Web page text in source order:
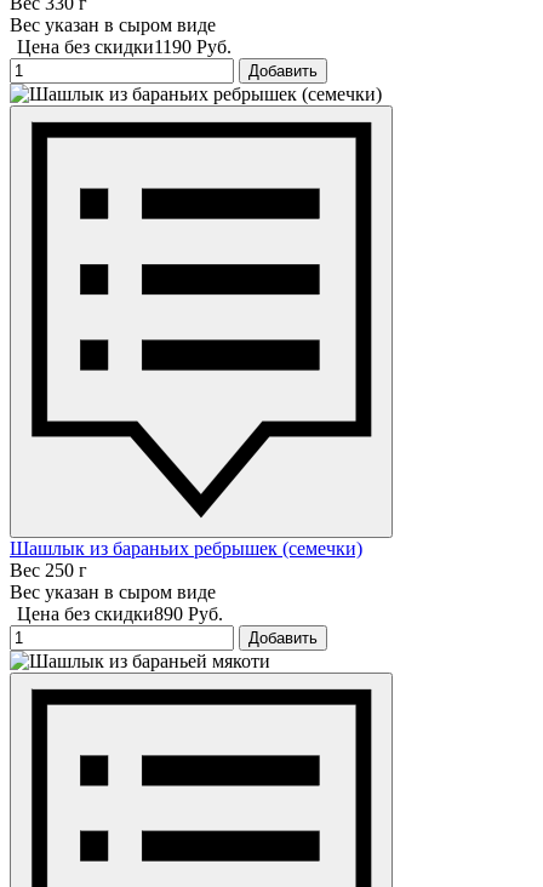
Вес указан в сыром виде
Цена без скидки1190 Руб.
Добавить
Шашлык из бараньих ребрышек (семечки)
Вес 250 г
Вес указан в сыром виде
Цена без скидки890 Руб.
Добавить